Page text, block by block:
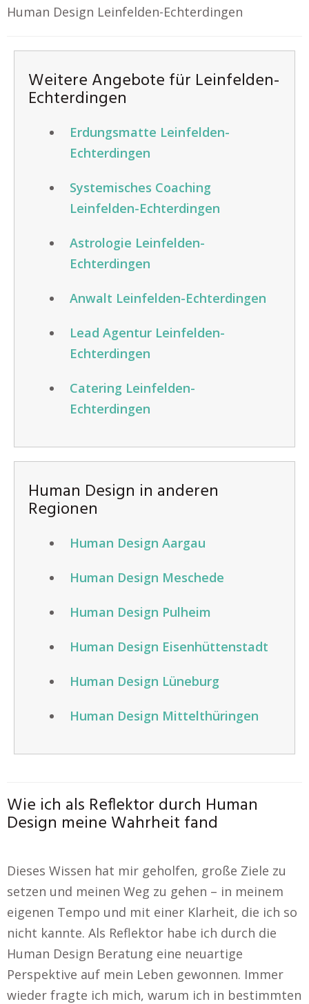
Human Design Leinfelden-Echterdingen
Weitere Angebote für Leinfelden-
Echterdingen
Erdungsmatte Leinfelden-
Echterdingen
Systemisches Coaching
Leinfelden-Echterdingen
Astrologie Leinfelden-
Echterdingen
Anwalt Leinfelden-Echterdingen
Lead Agentur Leinfelden-
Echterdingen
Catering Leinfelden-
Echterdingen
Human Design in anderen
Regionen
Human Design Aargau
Human Design Meschede
Human Design Pulheim
Human Design Eisenhüttenstadt
Human Design Lüneburg
Human Design Mittelthüringen
Wie ich als Reflektor durch Human
Design meine Wahrheit fand
Dieses Wissen hat mir geholfen, große Ziele zu
setzen und meinen Weg zu gehen – in meinem
eigenen Tempo und mit einer Klarheit, die ich so
nicht kannte. Als Reflektor habe ich durch die
Human Design Beratung eine neuartige
Perspektive auf mein Leben gewonnen. Immer
wieder fragte ich mich, warum ich in bestimmten